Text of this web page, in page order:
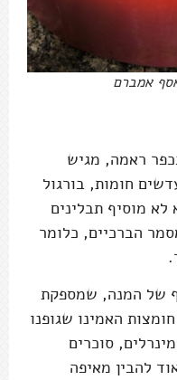
אמברם
ראמה, מגיש
חומות, בורגול
מוסיף תבלינים
הברכיים, כלומר
של המנה, שמספקת
האמינו שגופנו
סוכרים
להבין מאיפה